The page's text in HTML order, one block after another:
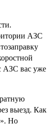
АЗС
АЗС вас уже
выезд. Как
Но